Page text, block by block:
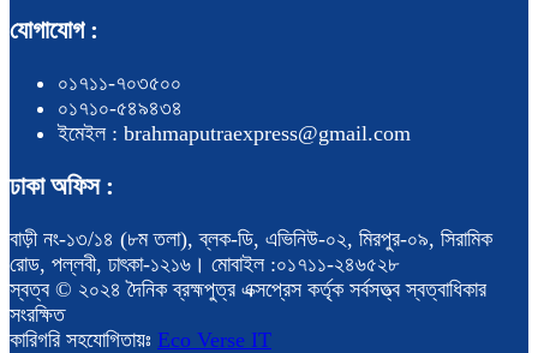
যোগাযোগ :
০১৭১১-৭০৩৫০০
০১৭১০-৫৪৯৪৩৪
ইমেইল : brahmaputraexpress@gmail.com
ঢাকা অফিস :
বাড়ী নং-১৩/১৪ (৮ম তলা), ব্লক-ডি, এভিনিউ-০২, মিরপুর-০৯, সিরামিক
রোড, পল্লবী, ঢাৎকা-১২১৬। মোবাইল :০১৭১১-২৪৬৫২৮
স্বত্ব © ২০২৪ দৈনিক ব্রহ্মপুত্র এক্সপ্রেস কর্তৃক সর্বসত্ত্ব স্বত্বাধিকার
সংরক্ষিত
কারিগরি সহযোগিতায়ঃ Eco Verse IT